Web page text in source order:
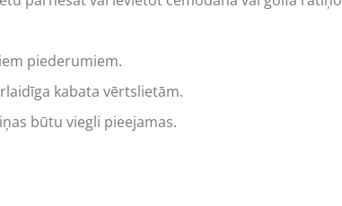
piederumiem.
kabata vērtslietām.
būtu viegli pieejamas.